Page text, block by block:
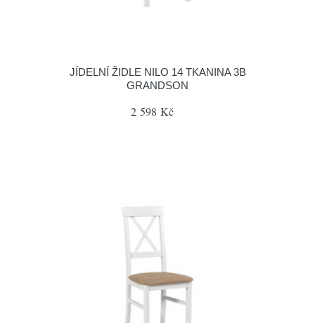
JÍDELNÍ ŽIDLE NILO 14 TKANINA 3B
GRANDSON
2 598 Kč